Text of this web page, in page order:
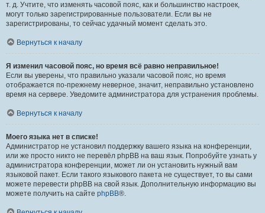
т. д. Учтите, что изменять часовой пояс, как и большинство настроек,
могут только зарегистрированные пользователи. Если вы не
зарегистрированы, то сейчас удачный момент сделать это.
Вернуться к началу
Я изменил часовой пояс, но время всё равно неправильное!
Если вы уверены, что правильно указали часовой пояс, но время
отображается по-прежнему неверное, значит, неправильно установлено
время на сервере. Уведомите администратора для устранения проблемы.
Вернуться к началу
Моего языка нет в списке!
Администратор не установил поддержку вашего языка на конференции,
или же просто никто не перевёл phpBB на ваш язык. Попробуйте узнать у
администратора конференции, может ли он установить нужный вам
языковой пакет. Если такого языкового пакета не существует, то вы сами
можете перевести phpBB на свой язык. Дополнительную информацию вы
можете получить на сайте phpBB®.